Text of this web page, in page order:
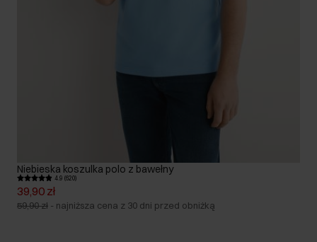
Niebieska koszulka polo z bawełny
4.9 (620)
39,90 zł
59,90 zł - najniższa cena z 30 dni przed obniżką